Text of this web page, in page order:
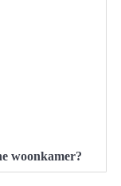
woonkamer?